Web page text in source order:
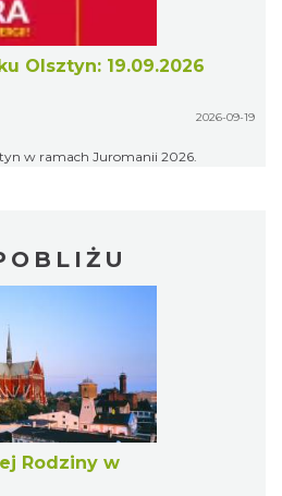
Olsztyn: 19.09.2026
2026-09-19
w ramach Juromanii 2026.
Rodziny w